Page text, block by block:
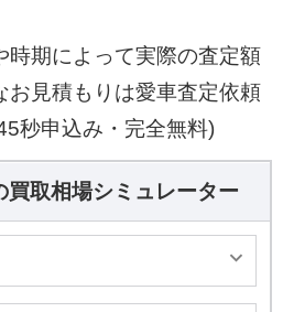
時期によって実際の査定額
お見積もりは愛車査定依頼
秒申込み・完全無料)
買取相場シミュレーター